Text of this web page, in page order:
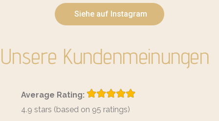
Siehe auf Instagram
Unsere Kundenmeinungen
Average Rating:
4.9 stars (based on 95 ratings)